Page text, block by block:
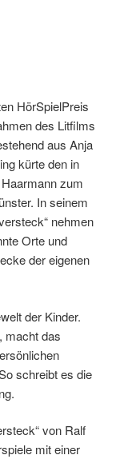
HörSpielPreis
des Litfilms
aus Anja
kürte den in
zum
In seinem
nehmen
Orte und
der eigenen
der Kinder.
macht das
schreibt es die
von Ralf
mit einer